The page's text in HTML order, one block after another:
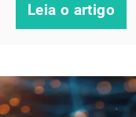
Leia o artigo